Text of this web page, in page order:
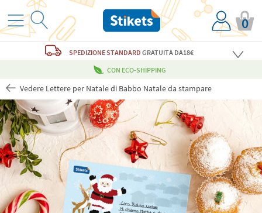
0
SPEDIZIONE STANDARD GRATUITADA18€
CON ECO-SHIPPING
Vedere Lettere per Natale di Babbo Natale da stampare